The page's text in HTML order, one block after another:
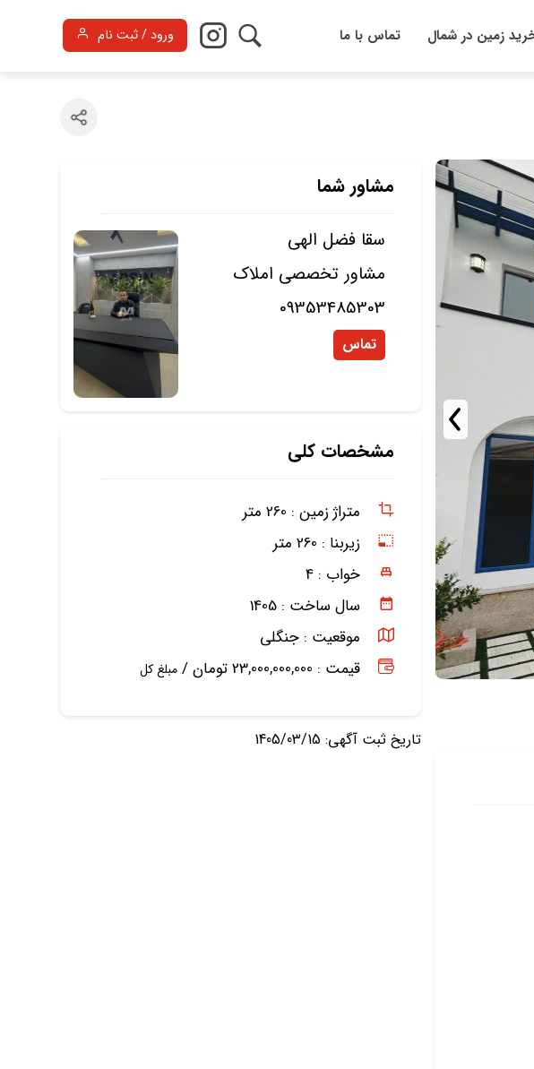
زمین در شمال تماس با ما ورود / ثبت نام
مشاور شما
سقا فضل الهی
مشاور تخصصی املاک
09353485303
تماس
مشخصات کلی
متراژ زمین : 260 متر
زیربنا : 260 متر
خواب : 4
سال ساخت : 1405
موقعیت : جنگلی
قیمت : 23,000,000,000 تومان /
مبلغ کل
تاریخ ثبت آگهی: 1405/03/15